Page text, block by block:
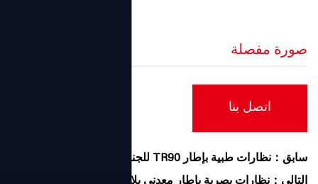
صورة مفصلة
اتصل بنا
سابق：نظارات طبية بإطار TR90 للجنسين
التالي：نظارات بصرية بإطار معدني بلاستيكي دائري كبير